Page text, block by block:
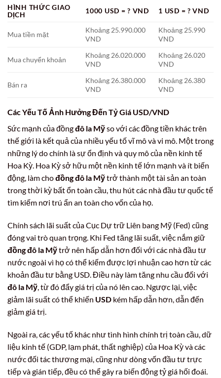
HÌNH THỨC GIAO
DỊCH
1000 USD = ? VND 1 USD = ? VND
Mua tiền mặt
Khoảng 25.990.000
VND
Khoảng 25.990
VND
Mua chuyển khoản
Khoảng 26.020.000
VND
Khoảng 26.020
VND
Bán ra
Khoảng 26.380.000
VND
Khoảng 26.380
VND
Các Yếu Tố Ảnh Hưởng Đến Tỷ Giá USD/VND
Sức mạnh của đồngđô la Mỹso với các đồng tiền khác trên
thế giới là kết quả của nhiều yếu tố vĩ mô và vi mô. Một trong
những lý do chính là sự ổn định và quy mô của nền kinh tế
Hoa Kỳ. Hoa Kỳ sở hữu một nền kinh tế lớn mạnh và ít biến
động, làm chođồng đô la Mỹtrở thành một tài sản an toàn
trong thời kỳ bất ổn toàn cầu, thu hút các nhà đầu tư quốc tế
tìm kiếm nơi trú ẩn an toàn cho vốn của họ.
Chính sách lãi suất của Cục Dự trữ Liên bang Mỹ (Fed) cũng
đóng vai trò quan trọng. Khi Fed tăng lãi suất, việc nắm giữ
đồng đô la Mỹtrở nên hấp dẫn hơn đối với các nhà đầu tư
nước ngoài vì họ có thể kiếm được lợi nhuận cao hơn từ các
khoản đầu tư bằng USD. Điều này làm tăng nhu cầu đối với
đô la Mỹ , từ đó đẩy giá trị của nó lên cao. Ngược lại, việc
giảm lãi suất có thể khiến USD kém hấp dẫn hơn, dẫn đến
giảm giá trị.
Ngoài ra, các yếu tố khác như tình hình chính trị toàn cầu, dữ
liệu kinh tế (GDP, lạm phát, thất nghiệp) của Hoa Kỳ và các
nước đối tác thương mại, cũng như dòng vốn đầu tư trực
tiếp và gián tiếp, đều có thể gây ra biến động tỷ giá hối đoái.